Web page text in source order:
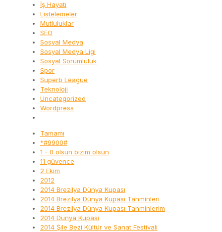
İş Hayatı
Listelemeler
Mutluluklar
SEO
Sosyal Medya
Sosyal Medya Ligi
Sosyal Sorumluluk
Spor
Superb League
Teknoloji
Uncategorized
Wordpress
Tamamı
*#9900#
1 - 0 olsun bizim olsun
11 güvence
2 Ekim
2012
2014 Brezilya Dünya Kupası
2014 Brezilya Dünya Kupası Tahminleri
2014 Brezilya Dünya Kupası Tahminlerim
2014 Dünya Kupası
2014 Şile Bezi Kültür ve Sanat Festivali